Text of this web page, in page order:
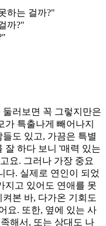
하는 걸까?"
까?"
러보면 꼭 그렇지만은
특출나게 빼어나지
도 있고, 가끔은 특별
잘 하다 보니 '매력 있는
요. 그러나 가장 중요
다. 실제로 연인이 되었
지고 있어도 연애를 못
본 바, 다가온 기회도
요. 또한, 옆에 있는 사
해서, 또는 상대도 나